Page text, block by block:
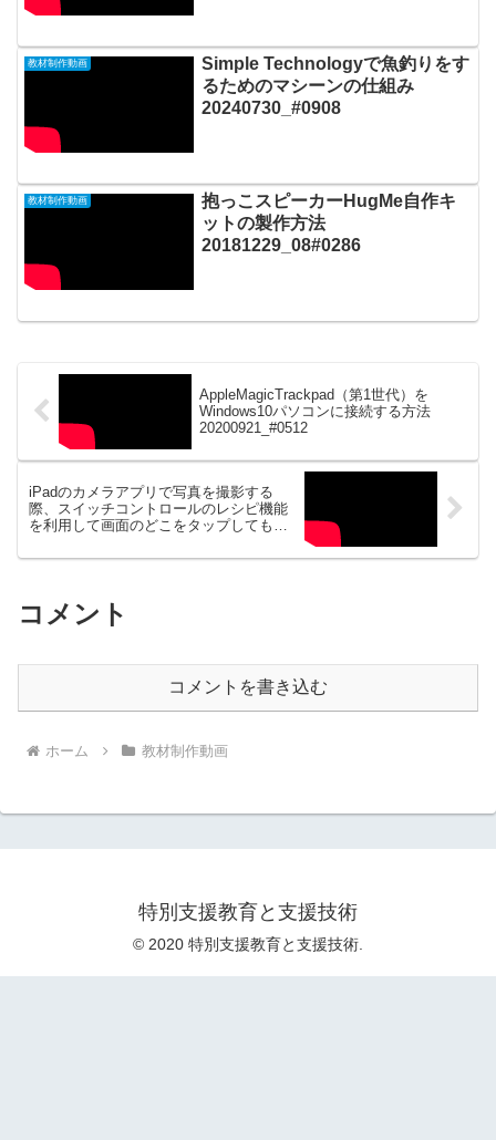
教材制作動画
Simple Technologyで魚釣りをす
るためのマシーンの仕組み
20240730_#0908
教材制作動画
抱っこスピーカーHugMe自作キ
ットの製作方法
20181229_08#0286
AppleMagicTrackpad（第1世代）を
Windows10パソコンに接続する方法
20200921_#0512
iPadのカメラアプリで写真を撮影する
際、スイッチコントロールのレシピ機能
を利用して画面のどこをタップしてもシ
コメント
コメントを書き込む
ホーム 教材制作動画
特別支援教育と支援技術
© 2020 特別支援教育と支援技術.